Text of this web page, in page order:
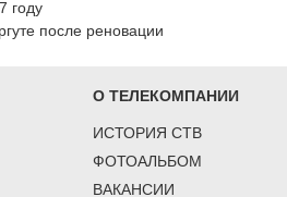
году
после реновации
О ТЕЛЕКОМПАНИИ
ИСТОРИЯ СТВ
ФОТОАЛЬБОМ
ВАКАНСИИ